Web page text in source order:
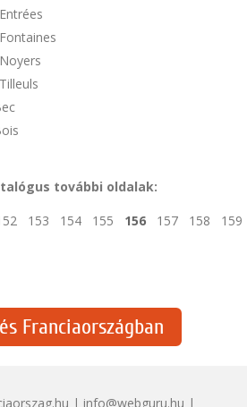
további oldalak:
153 154 155 156 157 158 159
Franciaországban
| info@webguru.hu |